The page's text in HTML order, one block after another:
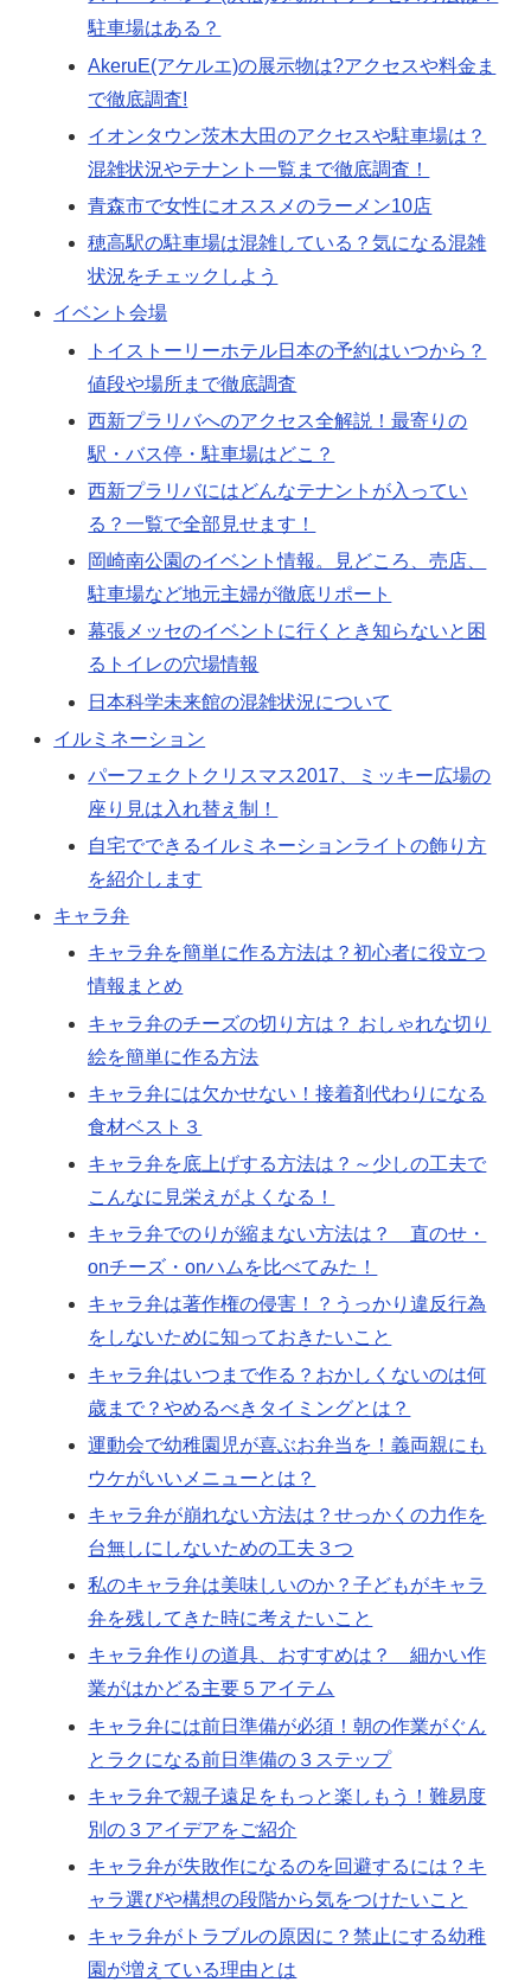
駐車場はある？
AkeruE(アケルエ)の展示物は?アクセスや料金ま
で徹底調査!
イオンタウン茨木大田のアクセスや駐車場は？
混雑状況やテナント一覧まで徹底調査！
青森市で女性にオススメのラーメン10店
穂高駅の駐車場は混雑している？気になる混雑
状況をチェックしよう
イベント会場
トイストーリーホテル日本の予約はいつから？
値段や場所まで徹底調査
西新プラリバへのアクセス全解説！最寄りの
駅・バス停・駐車場はどこ？
西新プラリバにはどんなテナントが入ってい
る？一覧で全部見せます！
岡崎南公園のイベント情報。見どころ、売店、
駐車場など地元主婦が徹底リポート
幕張メッセのイベントに行くとき知らないと困
るトイレの穴場情報
日本科学未来館の混雑状況について
イルミネーション
パーフェクトクリスマス2017、ミッキー広場の
座り見は入れ替え制！
自宅でできるイルミネーションライトの飾り方
を紹介します
キャラ弁
キャラ弁を簡単に作る方法は？初心者に役立つ
情報まとめ
キャラ弁のチーズの切り方は？ おしゃれな切り
絵を簡単に作る方法
キャラ弁には欠かせない！接着剤代わりになる
食材ベスト３
キャラ弁を底上げする方法は？～少しの工夫で
こんなに見栄えがよくなる！
キャラ弁でのりが縮まない方法は？ 直のせ・
onチーズ・onハムを比べてみた！
キャラ弁は著作権の侵害！？うっかり違反行為
をしないために知っておきたいこと
キャラ弁はいつまで作る？おかしくないのは何
歳まで？やめるべきタイミングとは？
運動会で幼稚園児が喜ぶお弁当を！義両親にも
ウケがいいメニューとは？
キャラ弁が崩れない方法は？せっかくの力作を
台無しにしないための工夫３つ
私のキャラ弁は美味しいのか？子どもがキャラ
弁を残してきた時に考えたいこと
キャラ弁作りの道具、おすすめは？ 細かい作
業がはかどる主要５アイテム
キャラ弁には前日準備が必須！朝の作業がぐん
とラクになる前日準備の３ステップ
キャラ弁で親子遠足をもっと楽しもう！難易度
別の３アイデアをご紹介
キャラ弁が失敗作になるのを回避するには？キ
ャラ選びや構想の段階から気をつけたいこと
キャラ弁がトラブルの原因に？禁止にする幼稚
園が増えている理由とは